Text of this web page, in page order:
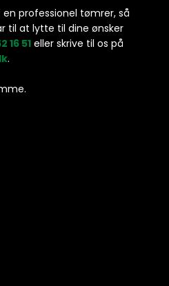
professionel tømrer, så
til at lytte til dine ønsker
16 51eller skrive til os på
.